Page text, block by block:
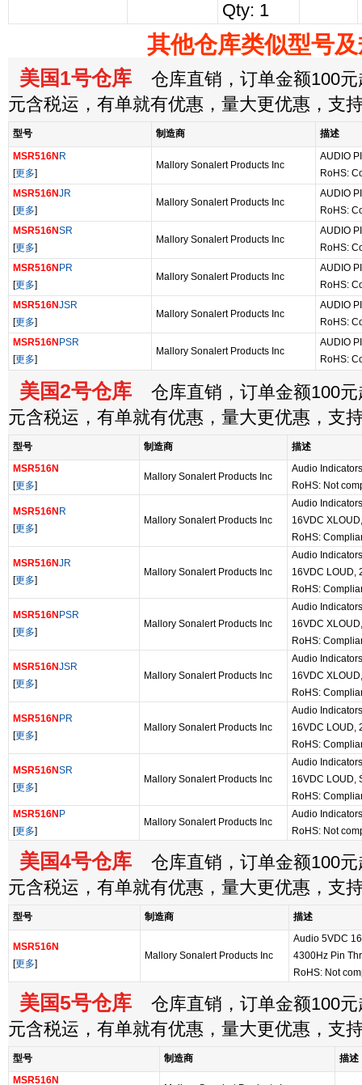
Qty: 1
其他仓库类似型号
美国1号仓库 仓库直销，订单金额100元
元含税运，有单就有优惠，量大更优惠，支
型号 制造商
描述
MSR516N R
[更多]
Mallory Sonalert Products Inc
AUDIO
RoHS:
MSR516NJR
[更多]
Mallory Sonalert Products Inc
AUDIO
RoHS:
MSR516NSR
[更多]
Mallory Sonalert Products Inc
AUDIO
RoHS:
MSR516N PR
[更多]
Mallory Sonalert Products Inc
AUDIO
RoHS:
MSR516NJSR
[更多]
Mallory Sonalert Products Inc
AUDIO
RoHS:
MSR516N PSR
[更多]
Mallory Sonalert Products Inc
AUDIO
RoHS:
美国2号仓库 仓库直销，订单金额100元
元含税运，有单就有优惠，量大更优惠，支
型号 制造商
描述
MSR516N
[更多]
Mallory Sonalert Products Inc
Audio
RoHS: Not
MSR516N R
[更多]
Mallory Sonalert Products Inc
Audio
16VDC
RoHS:
MSR516NJR
[更多]
Mallory Sonalert Products Inc
Audio
16VDC LOUD,
RoHS:
MSR516N PSR
[更多]
Mallory Sonalert Products Inc
Audio
16VDC
RoHS:
MSR516NJSR
[更多]
Mallory Sonalert Products Inc
Audio
16VDC
RoHS:
MSR516N PR
[更多]
Mallory Sonalert Products Inc
Audio
16VDC LOUD,
RoHS:
MSR516NSR
[更多]
Mallory Sonalert Products Inc
Audio
16VDC LOUD,
RoHS:
MSR516N P
[更多]
Mallory Sonalert Products Inc
Audio
RoHS: Not
美国4号仓库 仓库直销，订单金额100元
元含税运，有单就有优惠，量大更优惠，支
型号 制造商 描述
MSR516N
[更多]
Mallory Sonalert Products Inc
Audio 5VDC
4300Hz Pin
RoHS: Not
美国5号仓库 仓库直销，订单金额100元
元含税运，有单就有优惠，量大更优惠，支
型号 制造商
描述
MSR516N